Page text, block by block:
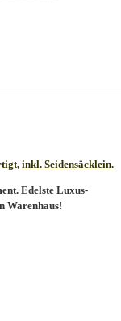
inkl. Seidensäcklein.
Edelste Luxus-
Warenhaus!